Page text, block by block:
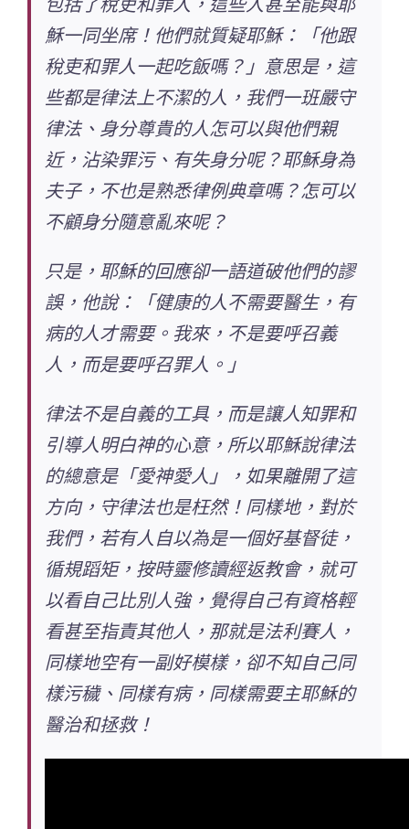
包括了稅吏和罪人，這些人甚至能與耶
穌一同坐席！他們就質疑耶穌：「他跟
稅吏和罪人一起吃飯嗎？」意思是，這
些都是律法上不潔的人，我們一班嚴守
律法、身分尊貴的人怎可以與他們親
近，沾染罪污、有失身分呢？耶穌身為
夫子，不也是熟悉律例典章嗎？怎可以
不顧身分隨意亂來呢？
只是，耶穌的回應卻一語道破他們的謬
誤，他說：「健康的人不需要醫生，有
病的人才需要。我來，不是要呼召義
人，而是要呼召罪人。」
律法不是自義的工具，而是讓人知罪和
引導人明白神的心意，所以耶穌說律法
的總意是「愛神愛人」，如果離開了這
方向，守律法也是枉然！同樣地，對於
我們，若有人自以為是一個好基督徒，
循規蹈矩，按時靈修讀經返教會，就可
以看自己比別人強，覺得自己有資格輕
看甚至指責其他人，那就是法利賽人，
同樣地空有一副好模樣，卻不知自己同
樣污穢、同樣有病，同樣需要主耶穌的
醫治和拯救！